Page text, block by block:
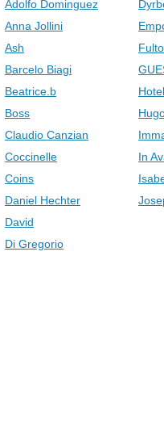
Adolfo Dominguez
Anna Jollini
Ash
Barcelo Biagi
Beatrice.b
Boss
Claudio Canzian
Coccinelle
Coins
Daniel Hechter
David
Di Gregorio
In